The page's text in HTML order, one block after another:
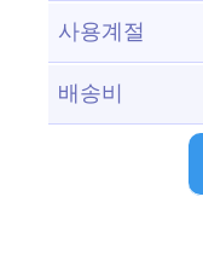
사용계절
배송비